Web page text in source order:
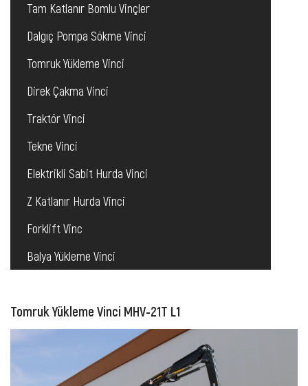
Tam Katlanır Bomlu Vinçler
Dalgıç Pompa Sökme Vinci
Tomruk Yükleme Vinci
Direk Çakma Vinci
Traktör Vinci
Tekne Vinci
Elektrikli Sabit Hurda Vinci
Z Katlanır Hurda Vinci
Forklift Vinc
Balya Yükleme Vinci
Tomruk Yükleme Vinci MHV-21T L1